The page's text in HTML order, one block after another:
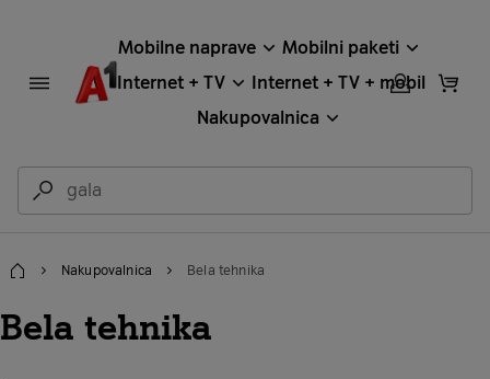
Mobilne naprave
Mobilni paketi
Internet + TV
Internet + TV + mobil
Nakupovalnica
Domov
Nakupovalnica Bela tehnika
Bela tehnika